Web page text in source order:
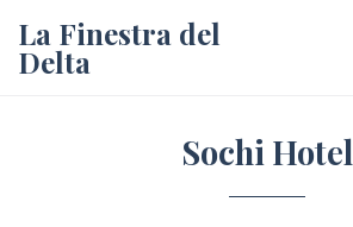
La Finestra del
Delta
Sochi Hotel